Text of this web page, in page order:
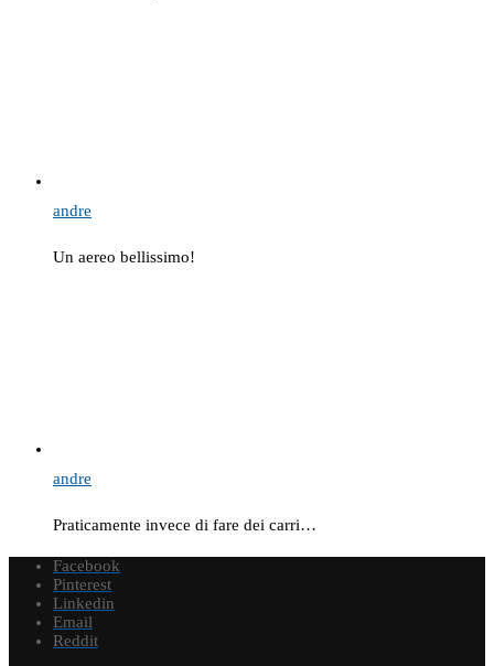
andre
Un aereo bellissimo!
andre
Praticamente invece di fare dei carri…
Facebook
Pinterest
Linkedin
Email
Reddit